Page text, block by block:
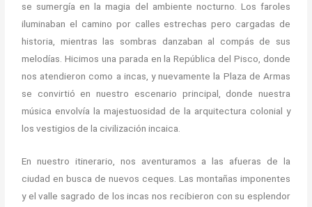
se sumergía en la magia del ambiente nocturno. Los faroles
iluminaban el camino por calles estrechas pero cargadas de
historia, mientras las sombras danzaban al compás de sus
melodías. Hicimos una parada en la República del Pisco, donde
nos atendieron como a incas, y nuevamente la Plaza de Armas
se convirtió en nuestro escenario principal, donde nuestra
música envolvía la majestuosidad de la arquitectura colonial y
los vestigios de la civilización incaica.
En nuestro itinerario, nos aventuramos a las afueras de la
ciudad en busca de nuevos ceques. Las montañas imponentes
y el valle sagrado de los incas nos recibieron con su esplendor